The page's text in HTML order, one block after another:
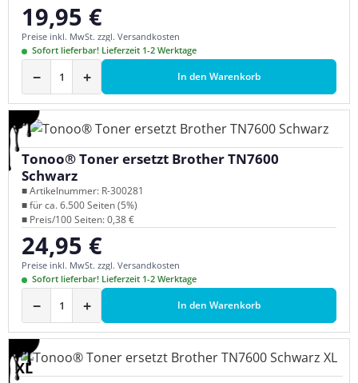
Regulärer Preis:
19,95 €
Preise inkl. MwSt. zzgl. Versandkosten
Sofort lieferbar! Lieferzeit 1-2 Werktage
− + In den Warenkorb
Tonoo® Toner ersetzt Brother TN7600
Schwarz
■ Artikelnummer: R-300281
■ für ca. 6.500 Seiten (5%)
■ Preis/100 Seiten: 0,38 €
Regulärer Preis:
24,95 €
Preise inkl. MwSt. zzgl. Versandkosten
Sofort lieferbar! Lieferzeit 1-2 Werktage
− + In den Warenkorb
XL